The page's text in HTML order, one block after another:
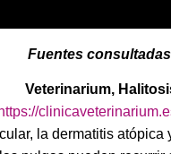
Fuentes
Veterinarium,
https://
la dermatitis atópica